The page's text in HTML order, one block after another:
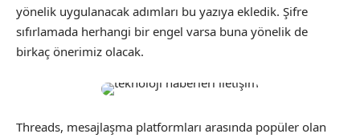
yönelik uygulanacak adımları bu yazıya ekledik. Şifre
sıfırlamada herhangi bir engel varsa buna yönelik de
birkaç önerimiz olacak.
Threads, mesajlaşma platformları arasında popüler olan